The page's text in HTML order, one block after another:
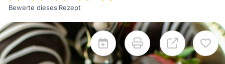
Bewerte dieses Rezept